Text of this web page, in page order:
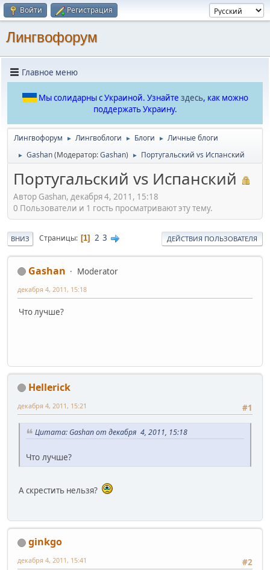
Войти Регистрация
Лингвофорум
Главное меню
Мы солидарны с Украиной. Узнайте здесь, как можно
поддержать Украину.
Лингвофорум ► Лингвоблоги ► Блоги ► Личные блоги
► Gashan(Модератор:Gashan) ► Португальский vs Испанский
Португальский vs Испанский
Автор Gashan, декабря 4, 2011, 15:18
0 Пользователи и 1 гость просматривают эту тему.
ВНИЗ Страницы 1 2 3 ДЕЙСТВИЯ ПОЛЬЗОВАТЕЛЯ
Gashan Moderator
декабря 4, 2011, 15:18
Что лучше?
Hellerick
#1
декабря 4, 2011, 15:21
Цитата: Gashan от декабря 4, 2011, 15:18
Что лучше?
А скрестить нельзя?
ginkgo
#2
декабря 4, 2011, 15:41